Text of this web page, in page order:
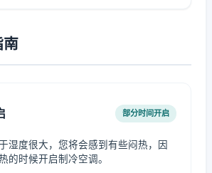
南
部分时间开启
湿度很大，您将会感到有些闷热，因
的时候开启制冷空调。